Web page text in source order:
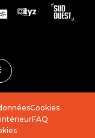
Cookies
FAQ